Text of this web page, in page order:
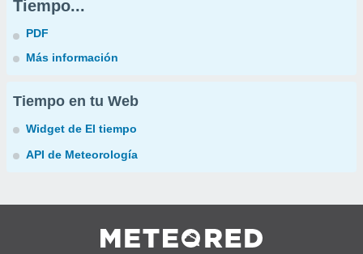
Tiempo...
PDF
Más información
Tiempo en tu Web
Widget de El tiempo
API de Meteorología